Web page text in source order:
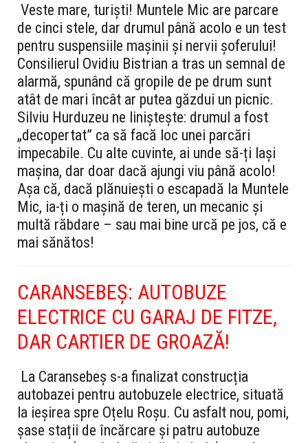
Veste mare, turiști! Muntele Mic are parcare
de cinci stele, dar drumul până acolo e un test
pentru suspensiile mașinii și nervii șoferului!
Consilierul Ovidiu Bistrian a tras un semnal de
alarmă, spunând că gropile de pe drum sunt
atât de mari încât ar putea găzdui un picnic.
Silviu Hurduzeu ne liniștește: drumul a fost
„decopertat” ca să facă loc unei parcări
impecabile. Cu alte cuvinte, ai unde să-ți lași
mașina, dar doar dacă ajungi viu până acolo!
Așa că, dacă plănuiești o escapadă la Muntele
Mic, ia-ți o mașină de teren, un mecanic și
multă răbdare – sau mai bine urcă pe jos, că e
mai sănătos!
CARANSEBEȘ: AUTOBUZE
ELECTRICE CU GARAJ DE FITZE,
DAR CARTIER DE GROAZĂ!
La Caransebeș s-a finalizat construcția
autobazei pentru autobuzele electrice, situată
la ieșirea spre Oțelu Roșu. Cu asfalt nou, pomi,
șase stații de încărcare și patru autobuze